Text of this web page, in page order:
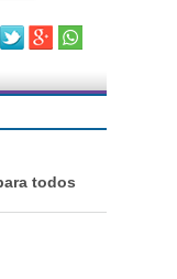
Facebook
TwitterGoogle Plus
todos